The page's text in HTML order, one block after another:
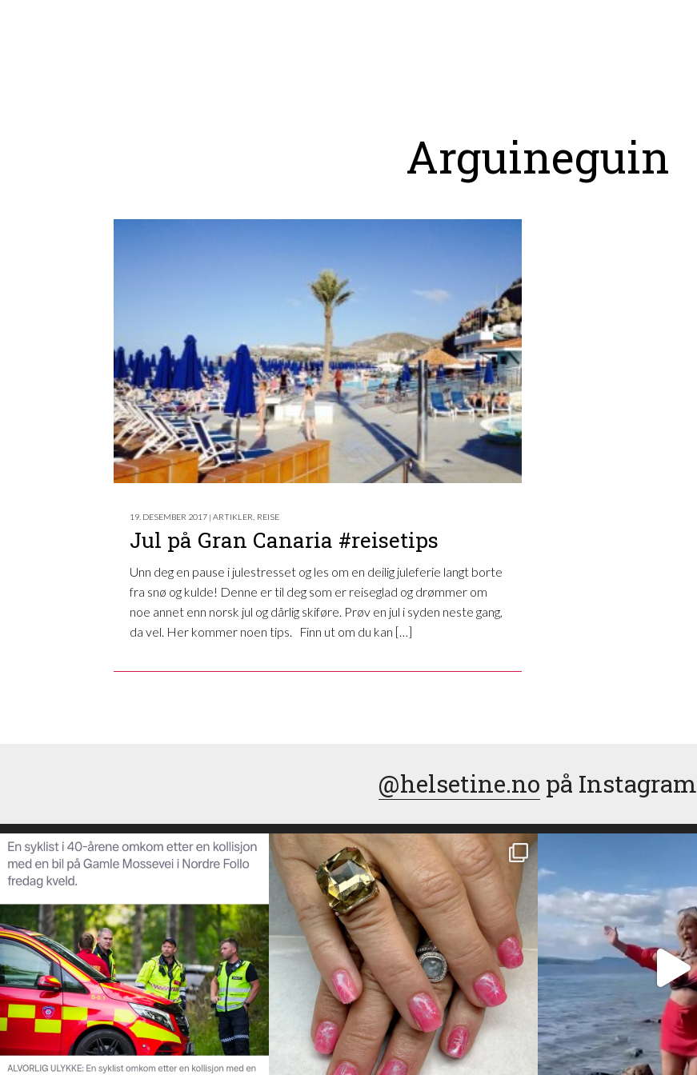
Arguineguin
19. DESEMBER 2017 | ARTIKLER REISE
Jul på Gran Canaria #reisetips
Unn deg en pause i julestresset og les om en deilig juleferie langt borte
fra snø og kulde! Denne er til deg som er reiseglad og drømmer om
noe annet enn norsk jul og dårlig skiføre. Prøv en jul i syden neste gang,
da vel. Her kommer noen tips. Finn ut om du kan […]
@helsetine.no på Instagram